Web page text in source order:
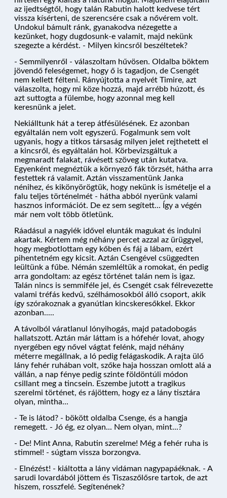
az ijedtségtől, hogy talán Rabutin halott kedvese tért
vissza kísérteni, de szerencsére csak a nővérem volt.
Undokul bámult ránk, gyanakodva nézegette a
kezünket, hogy dugdosunk-e valamit, majd nekünk
szegezte a kérdést. - Milyen kincsről beszéltetek?
- Semmilyenről - válaszoltam hűvösen. Oldalba böktem
jövendő feleségemet, hogy ő is tagadjon, de Csengét
nem kellett félteni. Rányújtotta a nyelvét Timire, azt
válaszolta, hogy mi köze hozzá, majd arrébb húzott, és
azt suttogta a fülembe, hogy azonnal meg kell
keresnünk a jelet.
Nekiálltunk hát a terep átfésülésének. Ez azonban
egyáltalán nem volt egyszerű. Fogalmunk sem volt
ugyanis, hogy a titkos társaság milyen jelet rejthetett el
a kincsről, és egyáltalán hol. Körbevizsgáltuk a
megmaradt falakat, rávésett szöveg után kutatva.
Egyenként megnéztük a környező fák törzsét, hátha arra
festettek rá valamit. Aztán visszamentünk Janka
nénihez, és kikönyörögtük, hogy nekünk is ismételje el a
falu teljes történelmét - hátha abból nyerünk valami
hasznos információt. De ez sem segített... Így a végén
már nem volt több ötletünk.
Ráadásul a nagyiék idővel elunták magukat és indulni
akartak. Kértem még néhány percet azzal az ürüggyel,
hogy megbotlottam egy kőben és fáj a lábam, ezért
pihentetném egy kicsit. Aztán Csengével csüggedten
leültünk a fűbe. Némán szemléltük a romokat, én pedig
arra gondoltam: az egész történet talán nem is igaz.
Talán nincs is semmiféle jel, és Csengét csak félrevezette
valami tréfás kedvű, szélhámosokból álló csoport, akik
így szórakoznak a gyanútlan kincskeresőkkel. Ekkor
azonban.....
A távolból váratlanul lónyihogás, majd patadobogás
hallatszott. Aztán már láttam is a hófehér lovat, ahogy
nyergében egy nővel vágtat felénk, majd néhány
méterre megállnak, a ló pedig felágaskodik. A rajta ülő
lány fehér ruhában volt, szőke haja hosszan omlott alá a
vállán, a nap fénye pedig szinte földöntúli módon
csillant meg a tincsein. Eszembe jutott a tragikus
szerelmi történet, és rájöttem, hogy ez a lány tisztára
olyan, mintha...
- Te is látod? - bökött oldalba Csenge, és a hangja
remegett. - Jó ég, ez olyan... Nem olyan, mint...?
- De! Mint Anna, Rabutin szerelme! Még a fehér ruha is
stimmel! - súgtam vissza borzongva.
- Elnézést! - kiáltotta a lány vidáman nagypapáéknak. - A
sarudi lovardából jöttem és Tiszaszőlősre tartok, de azt
hiszem, rosszfelé. Segítenének?